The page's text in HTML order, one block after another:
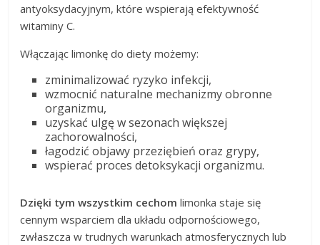
antyoksydacyjnym, które wspierają efektywność
witaminy C.
Włączając limonkę do diety możemy:
zminimalizować ryzyko infekcji,
wzmocnić naturalne mechanizmy obronne
organizmu,
uzyskać ulgę w sezonach większej
zachorowalności,
łagodzić objawy przeziębień oraz grypy,
wspierać proces detoksykacji organizmu.
Dzięki tym wszystkim cechom limonka staje się
cennym wsparciem dla układu odpornościowego,
zwłaszcza w trudnych warunkach atmosferycznych lub